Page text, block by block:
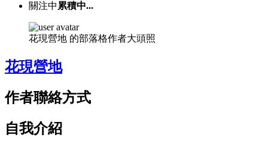
關注中 累積中...
花現營地 的部落格作者大頭照
花現營地
作者聯絡方式
自我介紹